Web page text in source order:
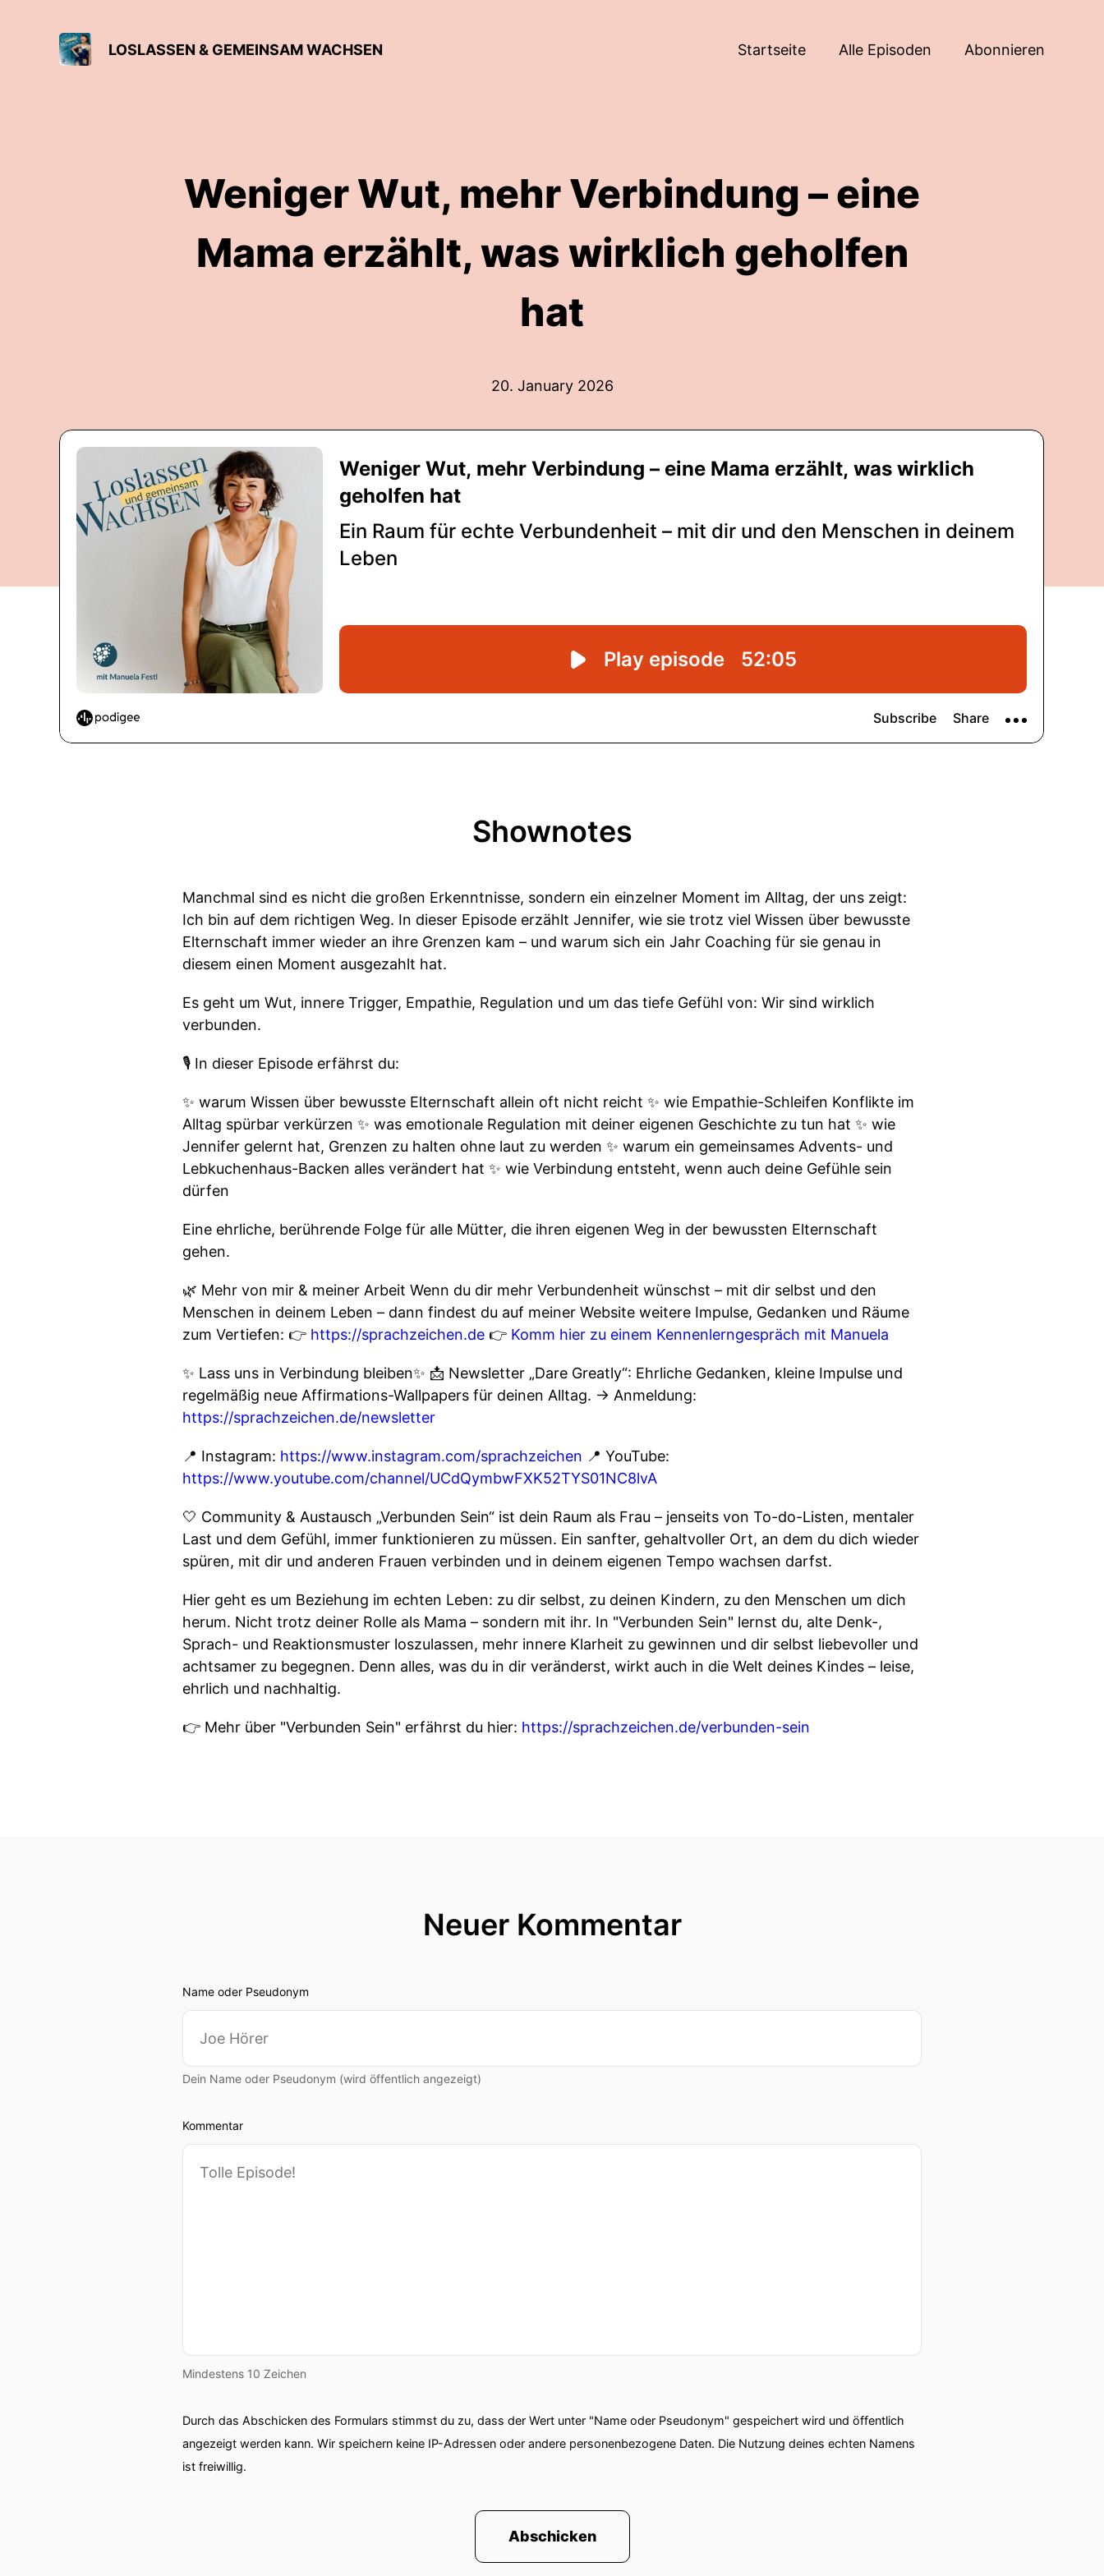
LOSLASSEN & GEMEINSAM WACHSEN Startseite Alle Episoden Abonnieren
Weniger Wut, mehr Verbindung – eine
Mama erzählt, was wirklich geholfen
hat
20. January 2026
Shownotes
Manchmal sind es nicht die großen Erkenntnisse, sondern ein einzelner Moment im Alltag, der uns zeigt:
Ich bin auf dem richtigen Weg. In dieser Episode erzählt Jennifer, wie sie trotz viel Wissen über bewusste
Elternschaft immer wieder an ihre Grenzen kam – und warum sich ein Jahr Coaching für sie genau in
diesem einen Moment ausgezahlt hat.
Es geht um Wut, innere Trigger, Empathie, Regulation und um das tiefe Gefühl von: Wir sind wirklich
verbunden.
🎙 In dieser Episode erfährst du:
✨ warum Wissen über bewusste Elternschaft allein oft nicht reicht ✨ wie Empathie-Schleifen Konflikte im
Alltag spürbar verkürzen ✨ was emotionale Regulation mit deiner eigenen Geschichte zu tun hat ✨ wie
Jennifer gelernt hat, Grenzen zu halten ohne laut zu werden ✨ warum ein gemeinsames Advents- und
Lebkuchenhaus-Backen alles verändert hat ✨ wie Verbindung entsteht, wenn auch deine Gefühle sein
dürfen
Eine ehrliche, berührende Folge für alle Mütter, die ihren eigenen Weg in der bewussten Elternschaft
gehen.
🌿 Mehr von mir & meiner Arbeit Wenn du dir mehr Verbundenheit wünschst – mit dir selbst und den
Menschen in deinem Leben – dann findest du auf meiner Website weitere Impulse, Gedanken und Räume
zum Vertiefen: 👉 https://sprachzeichen.de 👉 Komm hier zu einem Kennenlerngespräch mit Manuela
✨ Lass uns in Verbindung bleiben✨ 📩 Newsletter „Dare Greatly“: Ehrliche Gedanken, kleine Impulse und
regelmäßig neue Affirmations-Wallpapers für deinen Alltag. → Anmeldung:
https://sprachzeichen.de/newsletter
📍 Instagram: https://www.instagram.com/sprachzeichen 📍 YouTube:
https://www.youtube.com/channel/UCdQymbwFXK52TYS01NC8lvA
🤍 Community & Austausch „Verbunden Sein“ ist dein Raum als Frau – jenseits von To-do-Listen, mentaler
Last und dem Gefühl, immer funktionieren zu müssen. Ein sanfter, gehaltvoller Ort, an dem du dich wieder
spüren, mit dir und anderen Frauen verbinden und in deinem eigenen Tempo wachsen darfst.
Hier geht es um Beziehung im echten Leben: zu dir selbst, zu deinen Kindern, zu den Menschen um dich
herum. Nicht trotz deiner Rolle als Mama – sondern mit ihr. In "Verbunden Sein" lernst du, alte Denk-,
Sprach- und Reaktionsmuster loszulassen, mehr innere Klarheit zu gewinnen und dir selbst liebevoller und
achtsamer zu begegnen. Denn alles, was du in dir veränderst, wirkt auch in die Welt deines Kindes – leise,
ehrlich und nachhaltig.
👉 Mehr über "Verbunden Sein" erfährst du hier: https://sprachzeichen.de/verbunden-sein
Neuer Kommentar
Name oder Pseudonym
Dein Name oder Pseudonym (wird öffentlich angezeigt)
Kommentar
Mindestens 10 Zeichen
Durch das Abschicken des Formulars stimmst du zu, dass der Wert unter "Name oder Pseudonym" gespeichert wird und öffentlich
angezeigt werden kann. Wir speichern keine IP-Adressen oder andere personenbezogene Daten. Die Nutzung deines echten Namens
ist freiwillig.
Abschicken